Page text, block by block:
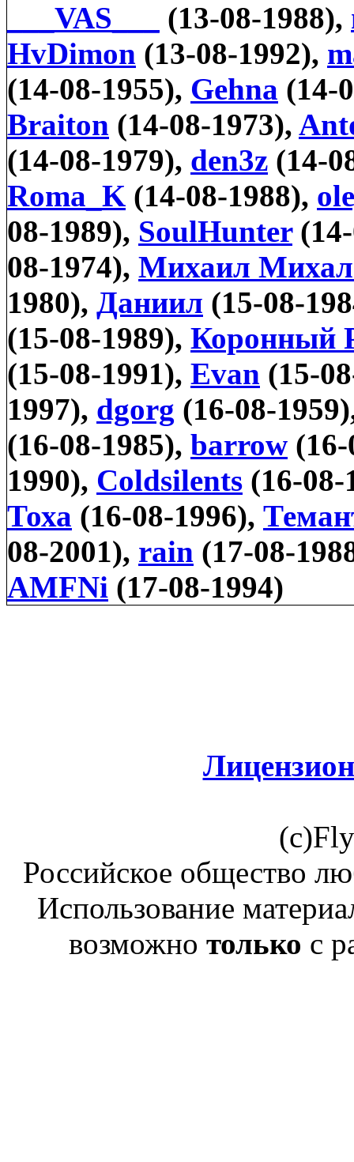
___VAS___
(13-08-1988),
HvDimon (13-08-1992),
(14-08-1955), Gehna (14-
Braiton (14-08-1973),
(14-08-1979), den3z (14-
Roma_K (14-08-1988),
08-1989), SoulHunter
08-1974), Михаил
1980), Даниил (15-08-
(15-08-1989), Коронный
(15-08-1991), Evan (15-
1997), dgorg (16-08-
(16-08-1985), barrow
1990), Coldsilents (16-
Тоха (16-08-1996),
08-2001), rain (17-08-
AMFNi (17-08-1994)
Российское общество
Использование
возможно только с